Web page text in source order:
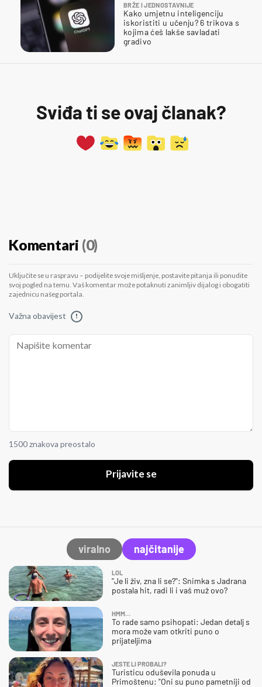
BRŽE I JEDNOSTAVNIJE
Kako umjetnu inteligenciju
iskoristiti u učenju? 6 trikova s
kojima ćeš lakše savladati
gradivo
Sviđa ti se ovaj članak?
Komentari (0)
Uključite se u raspravu – podijelite svoje mišljenje, postavite pitanja ili ponudite
svoj pogled na temu. Vaš komentar može potaknuti zanimljiv dijalog i obogatiti
zajednicu našeg portala.
Važna obavijest !
1500 znakova preostalo
Prijavite se
viralno najčitanije
LOL
"Je li živ, zna li se?": Snimka s Jadrana
postala hit, radi li i vaš muž ovo?
HMM…
To rade samo psihopati: Jedan detalj s
mora može vam otkriti puno o
prijateljima
JESTE LI PROBALI?
Turisticu oduševila ponuda u
Primoštenu: "Oni su puno pametniji od